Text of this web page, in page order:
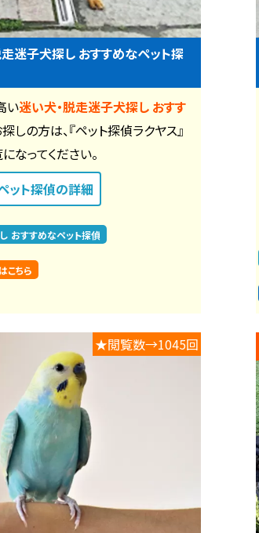
迷子犬探し おすすめなペット探
い迷い犬・脱走迷子犬探し おすす
しの方は、『ペット探偵ラクヤス』
なってください。
ット探偵の詳細
おすすめなペット探偵
こちら
★閲覧数→1045回